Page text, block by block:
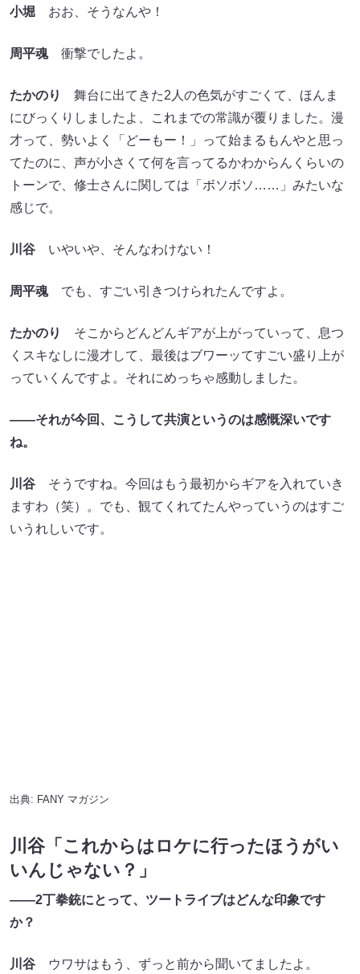
周平魂 衝撃でしたよ。
たかのり 舞台に出てきた2人の色気がすごくて、ほんま
才って、勢いよく「どーもー！」って始まるもんやと思っ
てたのに、声が小さくて何を言ってるかわからんくらいの
トーンで、修士さんに関しては「ボソボソ……」みたいな
感じで。
川谷 いやいや、そんなわけない！
周平魂 でも、すごい引きつけられたんですよ。
たかのり そこからどんどんギアが上がっていって、息つ
っていくんですよ。それにめっちゃ感動しました。
――それが今回、こうして共演というのは感慨深いです
川谷
いうれしいです。
川谷「これからはロケに行ったほうがい
――2丁拳銃にとって、ツートライブはどんな印象です
か？
川谷
たかのり それこそ『THE SECOND』で優勝してから、